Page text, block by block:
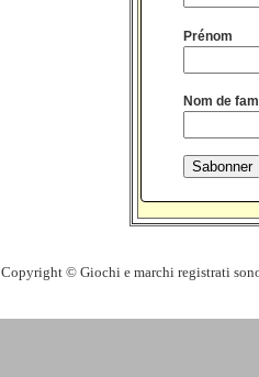
Prénom
Nom de
Copyright © Giochi e marchi registrati